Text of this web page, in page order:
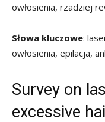
owłosienia, rzadziej
Słowa kluczowe:
owłosienia, epilacja,
Survey on
excessive